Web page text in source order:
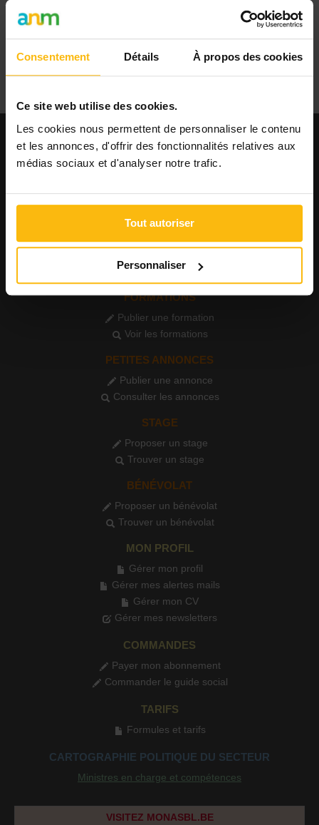
Consentement Détails À propos des cookies
Ce site web utilise des cookies.
Les cookies nous permettent de personnaliser le contenu
et les annonces, d'offrir des fonctionnalités relatives aux
médias sociaux et d'analyser notre trafic.
Tout autoriser
Personnaliser
Équivalence de diplôme (Belgique -> France)
travailler et vivre a l etranger
Volontariat
Vae
Consulter les offres
Consulter les CV
Consulter l'agenda
FORMATIONS
Publier une formation
Voir les formations
PETITES ANNONCES
Publier une annonce
Consulter les annonces
STAGE
Proposer un stage
Trouver un stage
BÉNÉVOLAT
Proposer un bénévolat
Trouver un bénévolat
MON PROFIL
Gérer mon profil
Gérer mes alertes mails
Gérer mon CV
Gérer mes newsletters
COMMANDES
Payer mon abonnement
Commander le guide social
TARIFS
Formules et tarifs
CARTOGRAPHIE POLITIQUE DU SECTEUR
Ministres en charge et compétences
VISITEZ MONASBL.BE